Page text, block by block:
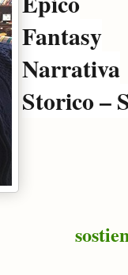
Fantasy
Narrativa
Storico –